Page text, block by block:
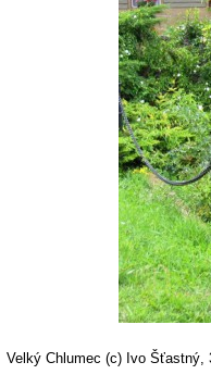
Velký Chlumec (c) Ivo Šťastný,